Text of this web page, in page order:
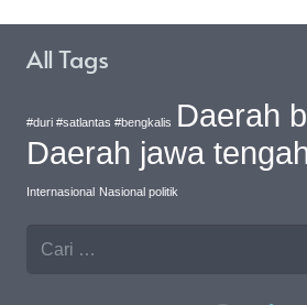
All Tags
#duri #satlantas #bengkalis Daerah
Daerah jawa
Internasional Nasional politik
Cari